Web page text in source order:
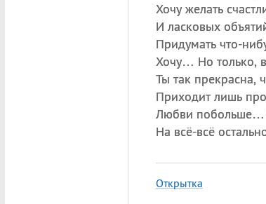
Хочу желать
И ласковых
Придумать что-
Хочу… Но только,
Ты так прекрасна,
Приходит лишь
Любви побольше…
На всё-всё
Открытка